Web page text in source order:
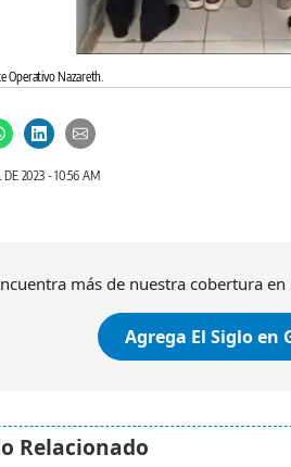
Operativo Nazareth.
DE 2023 - 10:56 AM
más de nuestra cobertura
Agrega El Siglo en